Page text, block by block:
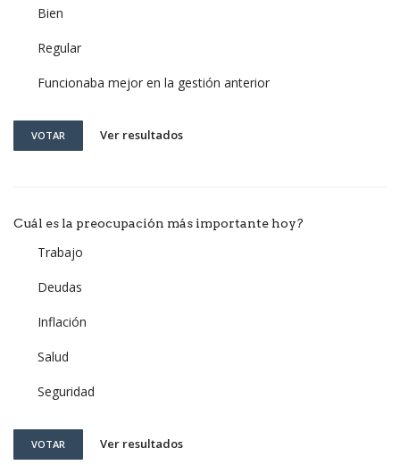
Bien
Regular
Funcionaba mejor en la gestión anterior
VOTAR Ver resultados
Cuál es la preocupación más importante hoy?
Trabajo
Deudas
Inflación
Salud
Seguridad
VOTAR Ver resultados